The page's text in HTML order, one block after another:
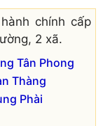
chính cấp
2 xã.
Tân Phong
Thàng
Phài